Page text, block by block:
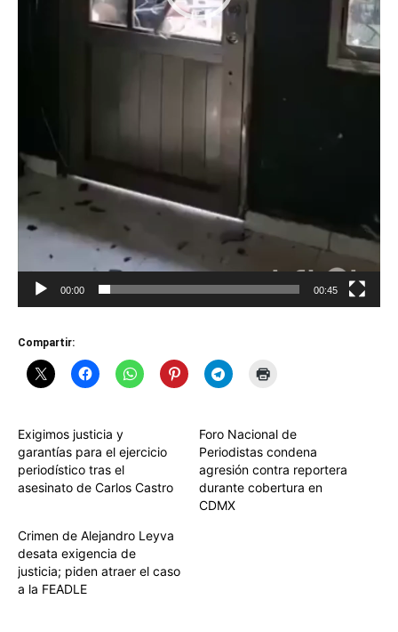
00:00 00:45
Compartir:
Exigimos justicia y
garantías para el ejercicio
periodístico tras el
asesinato de Carlos Castro
Foro Nacional de
Periodistas condena
agresión contra reportera
durante cobertura en
CDMX
Crimen de Alejandro Leyva
desata exigencia de
justicia; piden atraer el caso
a la FEADLE